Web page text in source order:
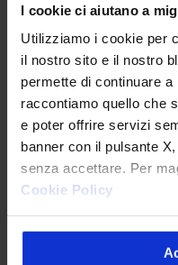
I cookie ci aiutano a
Utilizziamo i cookie per
il nostro sito e il nostro
permette di continuare
raccontiamo quello che
e poter offrire servizi
banner con il pulsante
senza accettare. Per
Cookie Policy
Articoli più letti